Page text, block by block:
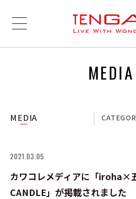
MEDIA
MEDIA
2021.03.05
カワコレメディアに「iroha×
CANDLE」が掲載されました